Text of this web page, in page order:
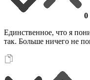
0
Единственное, что я
так. Больше ничего не